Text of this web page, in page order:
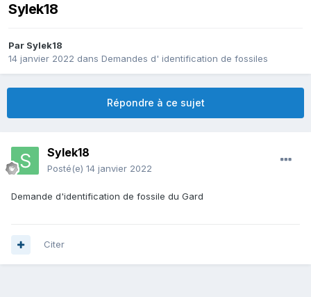
Sylek18
Par Sylek18
14 janvier 2022 dans Demandes d' identification de fossiles
Répondre à ce sujet
Sylek18
Posté(e) 14 janvier 2022
Demande d'identification de fossile du Gard
Citer